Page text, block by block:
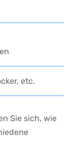
etc.
⁤Sie ⁤sich,‌ wie